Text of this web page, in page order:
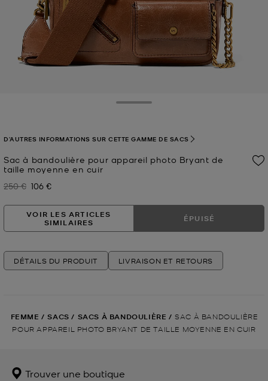
Sac à bandoulière pour appareil photo Bryant de
taille moyenne en cuir
Prix initial
250 € Prix actuel
106 €
D'AUTRES INFORMATIONS SUR CETTE GAMME DE SACS
VOIR LES ARTICLES
SIMILAIRES
ÉPUISÉ
DÉTAILS DU PRODUIT LIVRAISON ET RETOURS
FEMME / SACS / SACS À BANDOULIÈRE / SAC À BANDOULIÈRE
POUR APPAREIL PHOTO BRYANT DE TAILLE MOYENNE EN CUIR
Trouver une boutique